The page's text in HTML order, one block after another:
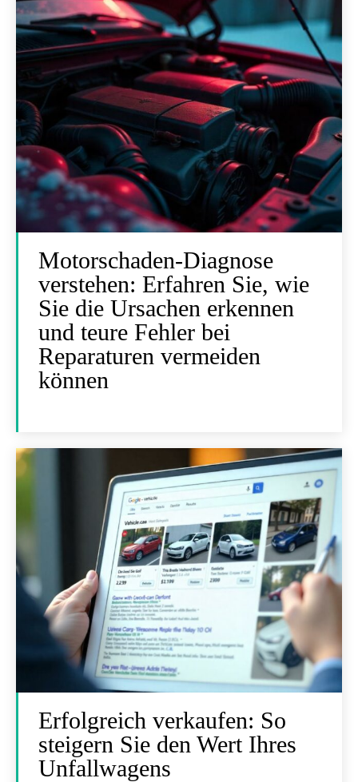
Motorschaden-Diagnose
verstehen: Erfahren Sie, wie
Sie die Ursachen erkennen
und teure Fehler bei
Reparaturen vermeiden
können
Erfolgreich verkaufen: So
steigern Sie den Wert Ihres
Unfallwagens